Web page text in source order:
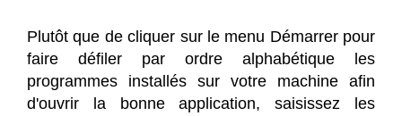
Plutôt que de cliquer sur le menu Démarrer pour
faire défiler par ordre alphabétique les
programmes installés sur votre machine afin
d'ouvrir la bonne application, saisissez les